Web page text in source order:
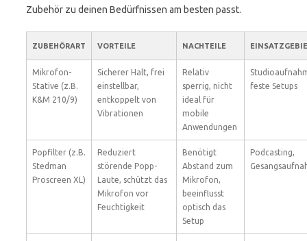
Zubehör zu deinen Bedürfnissen am besten passt.
ZUBEHÖRART VORTEILE NACHTEILE
Mikrofon-
Stative (z.B.
K&M 210/9)
Sicherer Halt, frei
einstellbar,
entkoppelt von
Vibrationen
Relativ
sperrig, nicht
ideal für
mobile
Anwendungen
feste Setups
Popfilter (z.B.
Stedman
Proscreen XL)
Reduziert
störende Popp-
Laute, schützt das
Mikrofon vor
Feuchtigkeit
Benötigt
Abstand zum
Mikrofon,
beeinflusst
optisch das
Setup
Podcasting,